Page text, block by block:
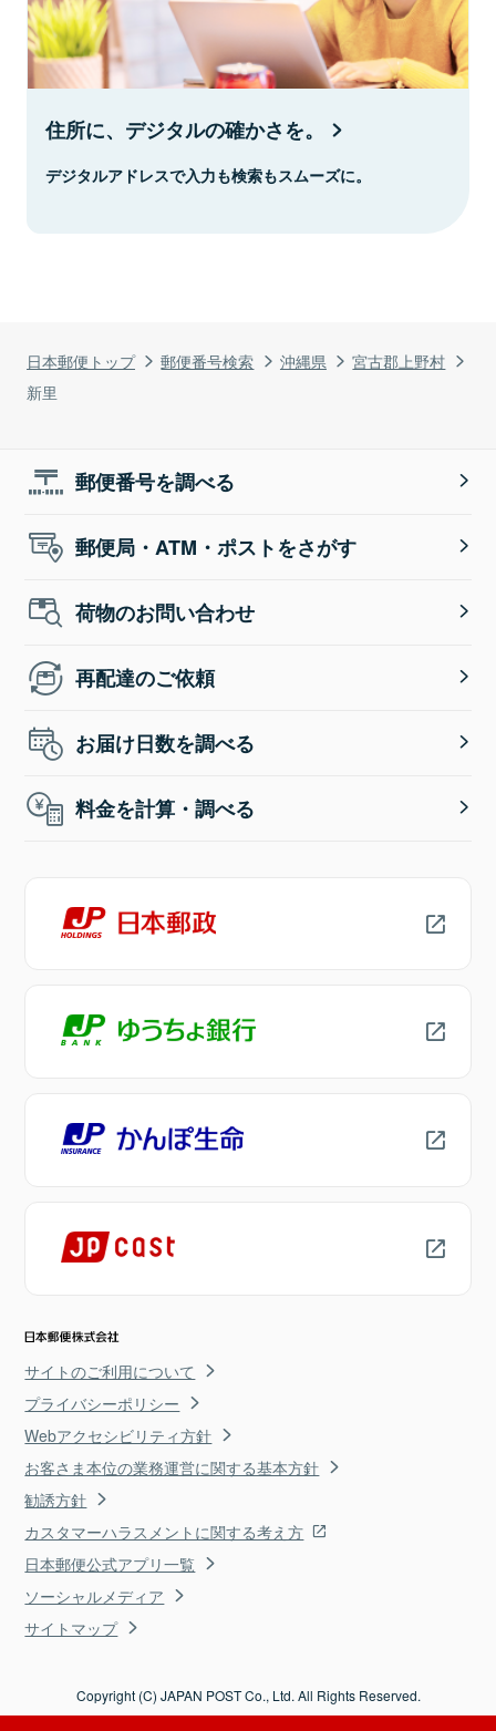
日本郵便トップ 郵便番号検索 沖縄県
宮古郡上野村
新里
住所に、デジタルの確かさを。
デジタルアドレスで入力も検索もスムーズに。
郵便番号を調べる
郵便局・ATM・ポストをさがす
荷物のお問い合わせ
再配達のご依頼
お届け日数を調べる
料金を計算・調べる
サイトのご利用について
プライバシーポリシー
Webアクセシビリティ方針
お客さま本位の業務運営に関する基本方針
勧誘方針
カスタマーハラスメントに関する考え方
日本郵便公式アプリ一覧
ソーシャルメディア
サイトマップ
Copyright (C) JAPAN POST Co., Ltd. All Rights Reserved.